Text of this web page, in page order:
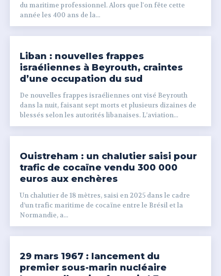
du maritime professionnel. Alors que l'on fête cette
année les 400 ans de la...
Liban : nouvelles frappes
israéliennes à Beyrouth, craintes
d’une occupation du sud
De nouvelles frappes israéliennes ont visé Beyrouth
dans la nuit, faisant sept morts et plusieurs dizaines de
blessés selon les autorités libanaises. L’aviation...
Ouistreham : un chalutier saisi pour
trafic de cocaïne vendu 300 000
euros aux enchères
Un chalutier de 18 mètres, saisi en 2025 dans le cadre
d’un trafic maritime de cocaïne entre le Brésil et la
Normandie, a...
29 mars 1967 : lancement du
premier sous-marin nucléaire